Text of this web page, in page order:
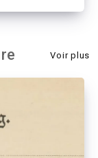
Voir plus